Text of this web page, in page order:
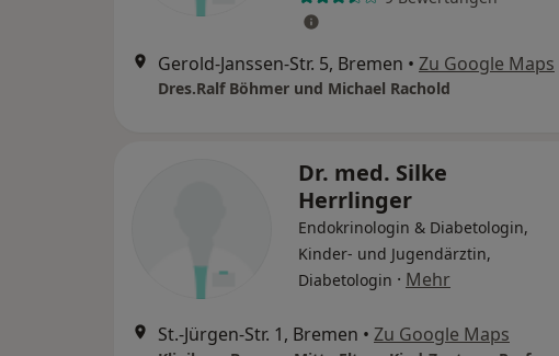
Gerold-Janssen-Str. 5, Bremen • Zu Google Maps
Dres.Ralf Böhmer und Michael Rachold
Dr. med. Silke
Herrlinger
Endokrinologin & Diabetologin,
Kinder- und Jugendärztin,
Diabetologin · Mehr
St.-Jürgen-Str. 1, Bremen • Zu Google Maps